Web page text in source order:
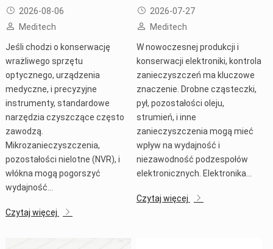
2026-08-06
Meditech
Jeśli chodzi o konserwację
wrażliwego sprzętu
optycznego, urządzenia
medyczne, i precyzyjne
instrumenty, standardowe
narzędzia czyszczące często
zawodzą.
Mikrozanieczyszczenia,
pozostałości nielotne (NVR), i
włókna mogą pogorszyć
wydajność…
Czytaj więcej
2026-07-27
Meditech
W nowoczesnej produkcji i
konserwacji elektroniki, kontrola
zanieczyszczeń ma kluczowe
znaczenie. Drobne cząsteczki,
pył, pozostałości oleju,
strumień, i inne
zanieczyszczenia mogą mieć
wpływ na wydajność i
niezawodność podzespołów
elektronicznych. Elektronika…
Czytaj więcej